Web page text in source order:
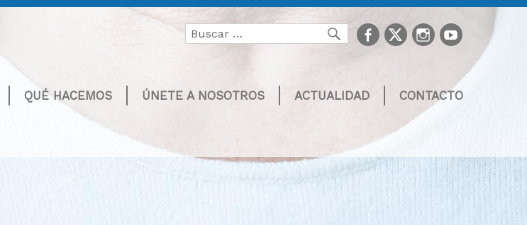
Buscar
por:
Buscarfacebook
TwitterInstagram
youtube
QUÉ HACEMOS ÚNETE A NOSOTROS ACTUALIDAD CONTACTO